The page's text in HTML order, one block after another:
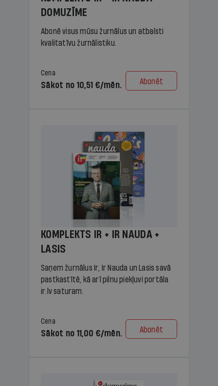
DOMUZĪME
Abonē visus mūsu žurnālus un atbalsti
kvalitatīvu žurnālistiku.
Cena
Sākot no 10,51 €/mēn. Abonēt
KOMPLEKTS IR + IR NAUDA +
LASIS
Saņem žurnālus Ir, Ir Nauda un Lasis savā
pastkastītē, kā arī pilnu piekļuvi portāla
ir.lv saturam.
Cena
Sākot no 11,00 €/mēn. Abonēt